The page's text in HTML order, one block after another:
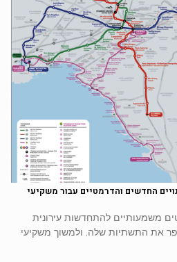
החדשים והדרמטיים עבור משקיעי
משמעותיים להתחדשות עירונית
את התשתיות שלה, ולמשוך משקיעי